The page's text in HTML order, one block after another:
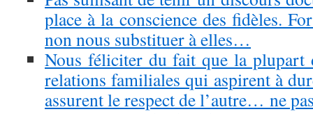
place à la conscience des fidèles.
non nous substituer à elles…
Nous féliciter du fait que la plupart
relations familiales qui aspirent à
assurent le respect de l’autre… ne